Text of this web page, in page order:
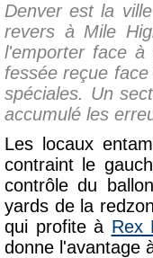
Denver est la
revers à Mile
l'emporter face
fessée reçue
spéciales. Un
accumulé les
Les locaux
contraint le
contrôle du
yards de la
qui profite à Rex
donne l'avantage